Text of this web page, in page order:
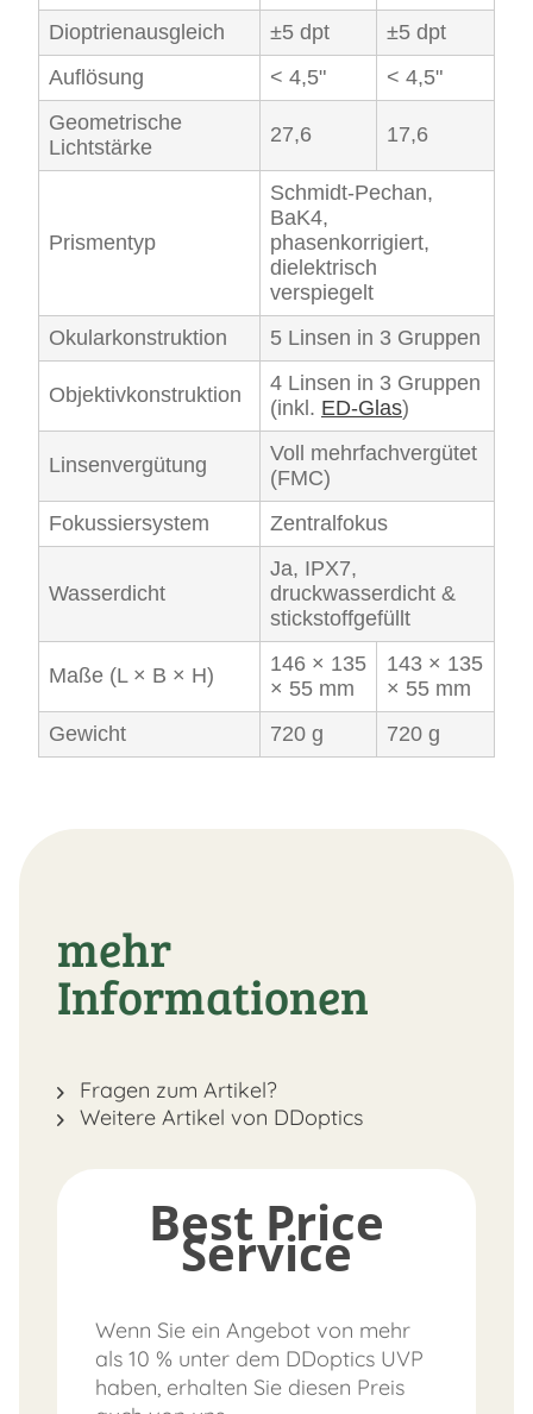
Dioptrienausgleich
±5 dpt
±5 dpt
Auflösung
< 4,5"
< 4,5"
Geometrische
Lichtstärke
27,6 17,6
Prismentyp
Schmidt-Pechan,
BaK4,
phasenkorrigiert,
dielektrisch
verspiegelt
Okularkonstruktion
5 Linsen in 3 Gruppen
Objektivkonstruktion
4 Linsen in 3 Gruppen
(inkl. ED-Glas)
Linsenvergütung
Voll mehrfachvergütet
(FMC)
Fokussiersystem
Zentralfokus
Wasserdicht
Ja, IPX7,
druckwasserdicht &
stickstoffgefüllt
Maße (L × B × H)
146 × 135
× 55 mm
143 × 135
× 55 mm
Gewicht
720 g 720 g
mehr
Informationen
Fragen zum Artikel?
Weitere Artikel von DDoptics
Best Price
Service
Wenn Sie ein Angebot von mehr
als 10 % unter dem DDoptics UVP
haben, erhalten Sie diesen Preis